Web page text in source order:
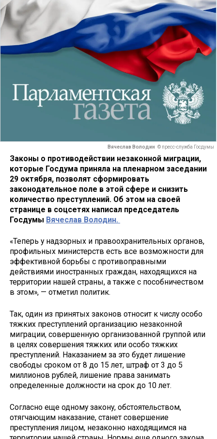
Вячеслав Володин © пресс-служба Госдумы
Законы о противодействии незаконной миграции,
которые Госдума приняла на пленарном заседании
29 октября, позволят сформировать
законодательное поле в этой сфере и снизить
количество преступлений. Об этом на своей
странице в соцсетях написал председатель
Госдумы Вячеслав Володин.
«Теперь у надзорных и правоохранительных органов,
профильных министерств есть все возможности для
эффективной борьбы с противоправными
действиями иностранных граждан, находящихся на
территории нашей страны, а также с пособничеством
в этом», — отметил политик.
Так, один из принятых законов относит к числу особо
тяжких преступлений организацию незаконной
миграции, совершенную организованной группой или
в целях совершения тяжких или особо тяжких
преступлений. Наказанием за это будет лишение
свободы сроком от 8 до 15 лет, штраф от 3 до 5
миллионов рублей, лишение права занимать
определенные должности на срок до 10 лет.
Согласно еще одному закону, обстоятельством,
отягчающим наказание, станет совершение
преступления лицом, незаконно находящимся на